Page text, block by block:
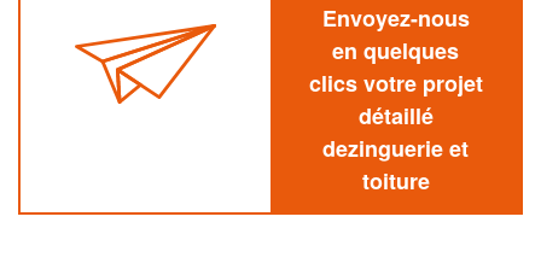
Envoyez-nous
en quelques
clics votre projet
détaillé
dezinguerie et
toiture